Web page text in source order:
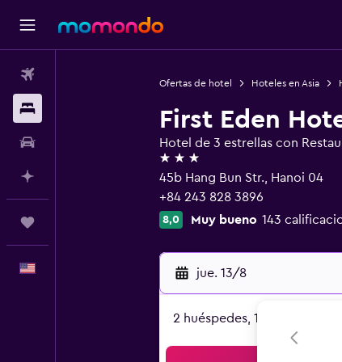
Ofertas de hotel Hoteles en Asia
First Eden
Hotel de 3 estrellas con
3 estrellas
45b Hang Bun Str., Hanoi 04
+84 243 828 3896
8,0 Muy bueno 143
jue. 13/8
2 huéspedes, 1 habitación